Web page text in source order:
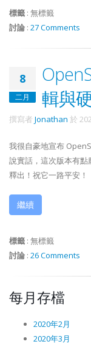
標籤 : 無標籤
討論 : 27 Comments
8
二月
輯與
撰寫者 Jonathan 於
我很自豪地宣布
說實話，這次版本有
釋出！祝它一路平安！
繼續
標籤 : 無標籤
討論 : 26 Comments
每月存檔
2020年2月
2020年3月